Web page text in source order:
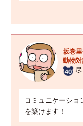
坂巻
動物
尽
コミュニケーショ
を築けます！